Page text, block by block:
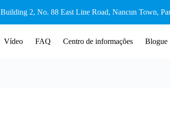
2, No. 88 East Line Road, Nancun Town,
Vídeo FAQ Centro de informações Blogue